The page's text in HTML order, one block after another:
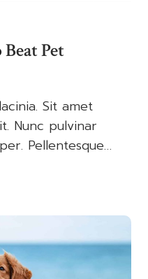
Pet
Sit amet
Nunc pulvinar
Pellentesque…